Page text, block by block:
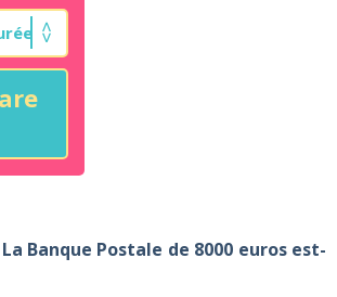
Banque Postale de 8000 euros est-